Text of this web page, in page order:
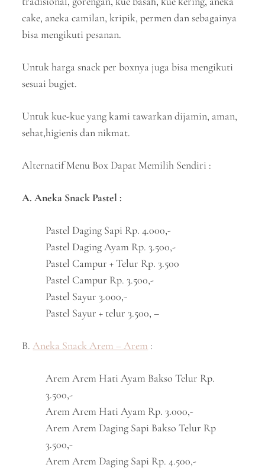
cake, aneka camilan, kripik, permen dan sebagainya
bisa mengikuti pesanan.
Untuk harga snack per boxnya juga bisa mengikuti
sesuai bugjet.
Untuk kue-kue yang kami tawarkan dijamin, aman,
sehat,higienis dan nikmat.
Alternatif Menu Box Dapat Memilih Sendiri :
A. Aneka Snack Pastel :
Pastel Daging Sapi Rp. 4.000,-
Pastel Daging Ayam Rp. 3.500,-
Pastel Campur + Telur Rp. 3.500
Pastel Campur Rp. 3.500,-
Pastel Sayur 3.000,-
Pastel Sayur + telur 3.500, –
B.Aneka Snack Arem – Arem :
Arem Arem Hati Ayam Bakso Telur Rp.
3.500,-
Arem Arem Hati Ayam Rp. 3.000,-
Arem Arem Daging Sapi Bakso Telur Rp
3.500,-
Arem Arem Daging Sapi Rp. 4.500,-